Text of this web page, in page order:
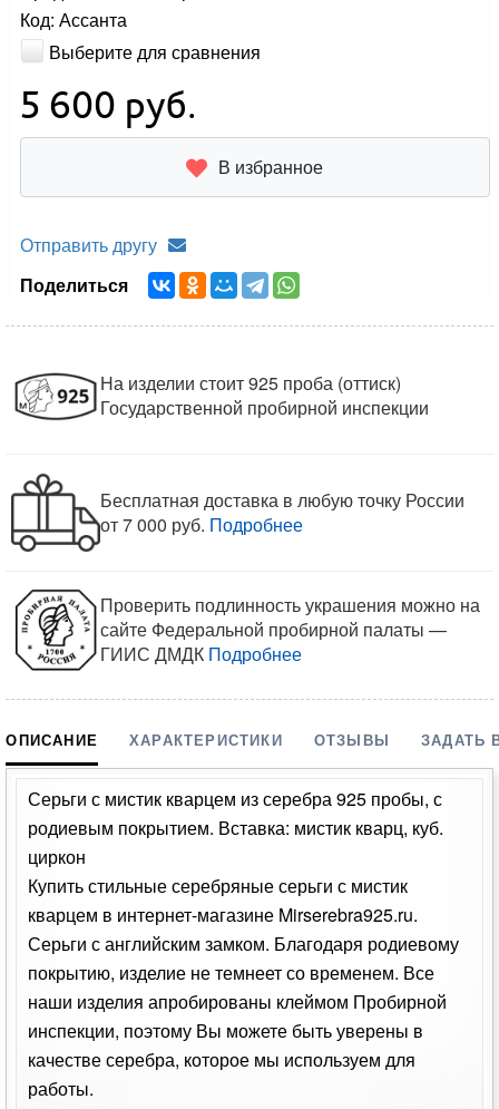
Код: Ассанта
Выберите для сравнения
5 600 руб.
В избранное
Отправить другу
Поделиться
На изделии стоит 925 проба (оттиск)
Государственной пробирной инспекции
Бесплатная доставка в любую точку России
от 7 000 руб. Подробнее
Проверить подлинность украшения можно на
сайте Федеральной пробирной палаты —
ГИИС ДМДК Подробнее
ОПИСАНИЕ ХАРАКТЕРИСТИКИ ОТЗЫВЫ ЗАДАТЬ
Серьги с мистик кварцем из серебра 925 пробы, с
родиевым покрытием. Вставка: мистик кварц, куб.
циркон
Купить стильные серебряные серьги с мистик
кварцем в интернет-магазине Mirserebra925.ru.
Серьги с английским замком. Благодаря родиевому
покрытию, изделие не темнеет со временем. Все
наши изделия апробированы клеймом Пробирной
инспекции, поэтому Вы можете быть уверены в
качестве серебра, которое мы используем для
работы.